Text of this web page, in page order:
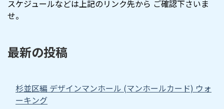
スケジュールなどは上記のリンク先から ご確認下さいま
せ。
最新の投稿
杉並区編 デザインマンホール (マンホールカード) ウォ
ーキング